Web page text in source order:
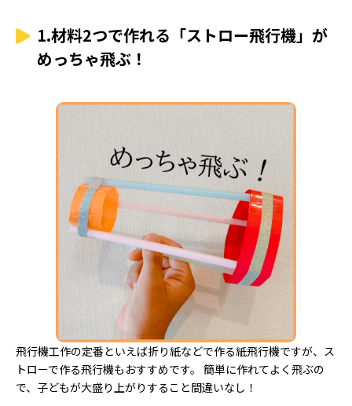
れい！
12.シャボン玉遊びの進化系！「無限バブル製造機」
1.材料2つで作れる「ストロー飛行機」が
めっちゃ飛ぶ！
飛行機工作の定番といえば折り紙などで作る紙飛行機ですが、ス
トローで作る飛行機もおすすめです。 簡単に作れてよく飛ぶの
で、子どもが大盛り上がりすること間違いなし！